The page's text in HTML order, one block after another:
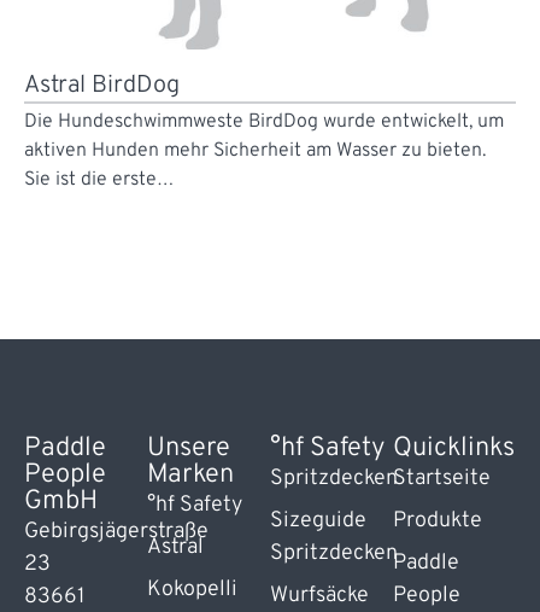
Astral BirdDog
Die Hundeschwimmweste BirdDog wurde entwickelt, um
aktiven Hunden mehr Sicherheit am Wasser zu bieten.
Sie ist die erste…
Paddle
People
GmbH
Gebirgsjägerstraße
23
83661
Unsere
Marken
°hf Safety
Astral
Kokopelli
°hf Safety
Spritzdecken
Sizeguide
Spritzdecken
Wurfsäcke
Quicklinks
Startseite
Produkte
Paddle
People